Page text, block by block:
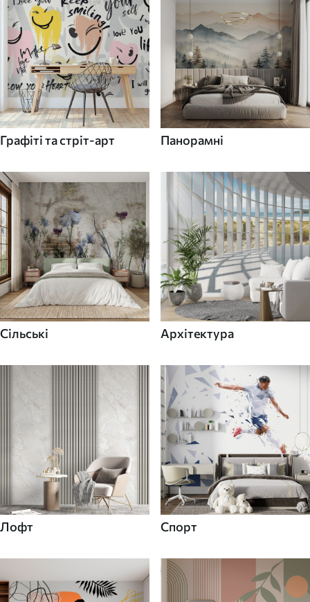
Графіті та стріт-арт Панорамні
Сільські Архітектура
Лофт Спорт